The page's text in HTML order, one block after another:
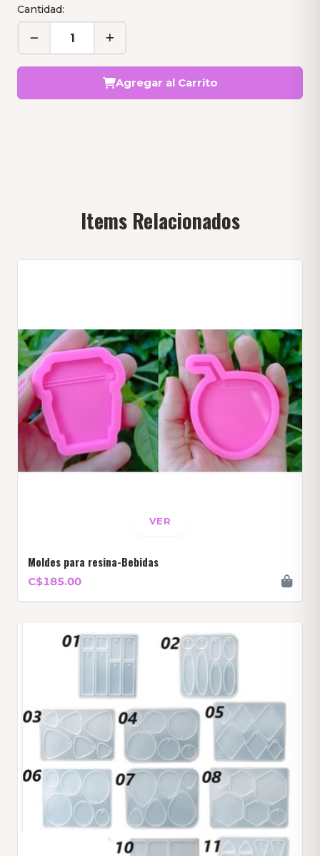
Cantidad:
Agregar al Carrito
Items Relacionados
VER
Moldes para resina-Bebidas
C$185.00